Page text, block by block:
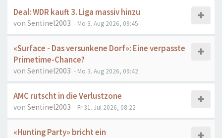
Deal: WDR kauft 3. Liga massiv hinzu
von Sentinel2003 - Mo 3. Aug 2026, 09:45
«Surface - Das versunkene Dorf»: Eine verpasste
Primetime-Chance?
von Sentinel2003 - Mo 3. Aug 2026, 09:42
AMC rutscht in die Verlustzone
von Sentinel2003 - Fr 31. Jul 2026, 08:22
«Hunting Party» bricht ein